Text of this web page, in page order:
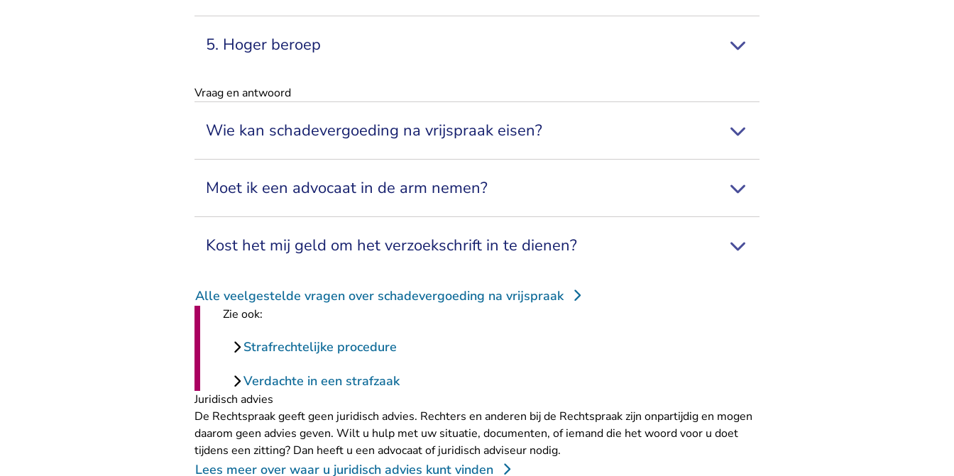
5. Hoger beroep
Vraag en antwoord
Wie kan schadevergoeding na vrijspraak eisen?
Moet ik een advocaat in de arm nemen?
Kost het mij geld om het verzoekschrift in te dienen?
Alle veelgestelde vragen over schadevergoeding na vrijspraak
Zie ook:
Strafrechtelijke procedure
Verdachte in een strafzaak
Juridisch advies
De Rechtspraak geeft geen juridisch advies. Rechters en anderen bij de Rechtspraak zijn onpartijdig en mogen
daarom geen advies geven. Wilt u hulp met uw situatie, documenten, of iemand die het woord voor u doet
tijdens een zitting? Dan heeft u een advocaat of juridisch adviseur nodig.
Lees meer over waar u juridisch advies kunt vinden